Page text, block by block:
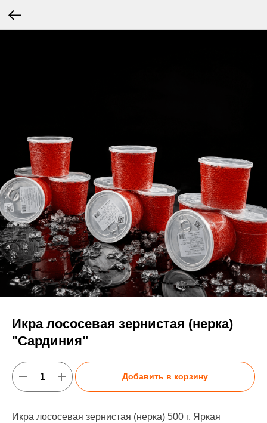
Икра лососевая зернистая (нерка)
"Сардиния"
Добавить в корзину
Икра лососевая зернистая (нерка) 500 г. Яркая